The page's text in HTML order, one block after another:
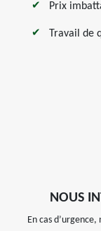
Prix
Travail de
NOUS
En cas